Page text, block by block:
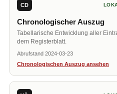
CD
Chronologischer Auszug
Tabellarische Entwicklung aller
dem Registerblatt.
Abrufstand 2024-03-23
Chronologischen Auszug ansehen